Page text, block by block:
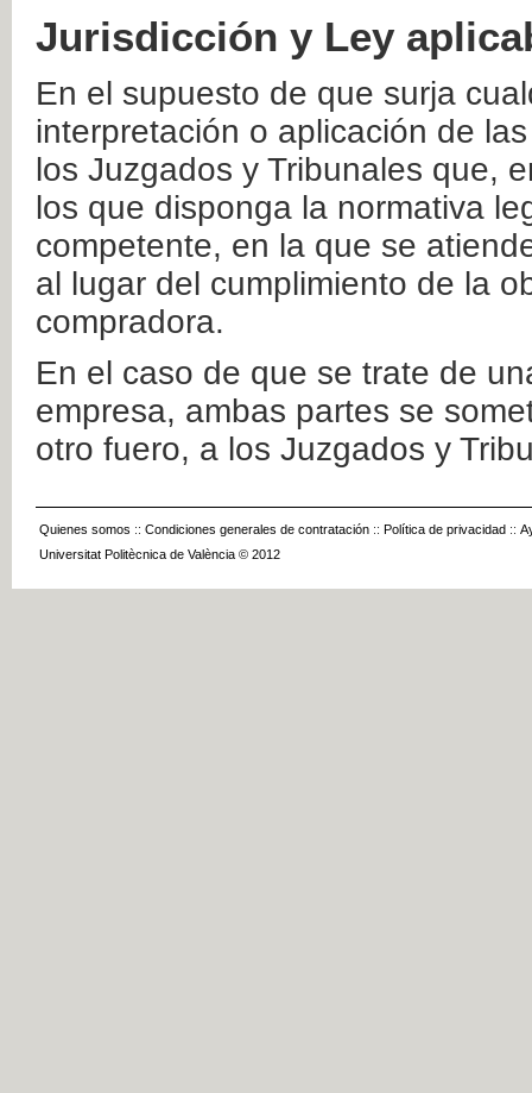
Jurisdicción y Ley
En el supuesto de que surja
interpretación o aplicación de
los Juzgados y Tribunales que,
los que disponga la normativa
competente, en la que se
al lugar del cumplimiento de la
compradora.
En el caso de que se trate de
empresa, ambas partes se
otro fuero, a los Juzgados y
Quienes somos :: Condiciones generales de contratación :: Política de privacidad ::
Universitat Politècnica de València © 2012